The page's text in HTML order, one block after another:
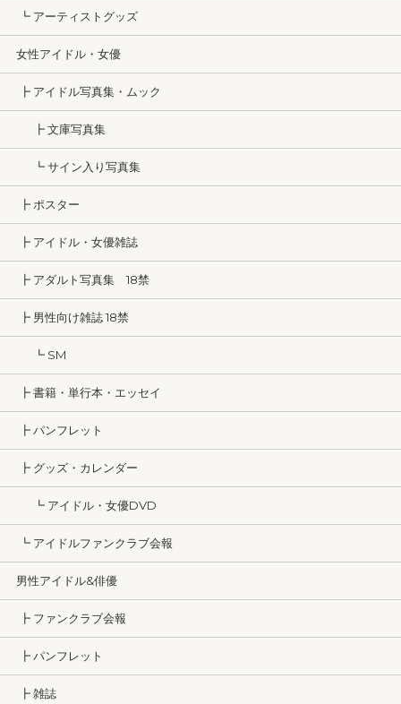
┗ アーティストグッズ
女性アイドル・女優
┣ アイドル写真集・ムック
┣ 文庫写真集
┗ サイン入り写真集
┣ ポスター
┣ アイドル・女優雑誌
┣ アダルト写真集 18禁
┣ 男性向け雑誌 18禁
┗ SM
┣ 書籍・単行本・エッセイ
┣ パンフレット
┣ グッズ・カレンダー
┗ アイドル・女優DVD
┗ アイドルファンクラブ会報
男性アイドル&俳優
┣ ファンクラブ会報
┣ パンフレット
┣ 雑誌